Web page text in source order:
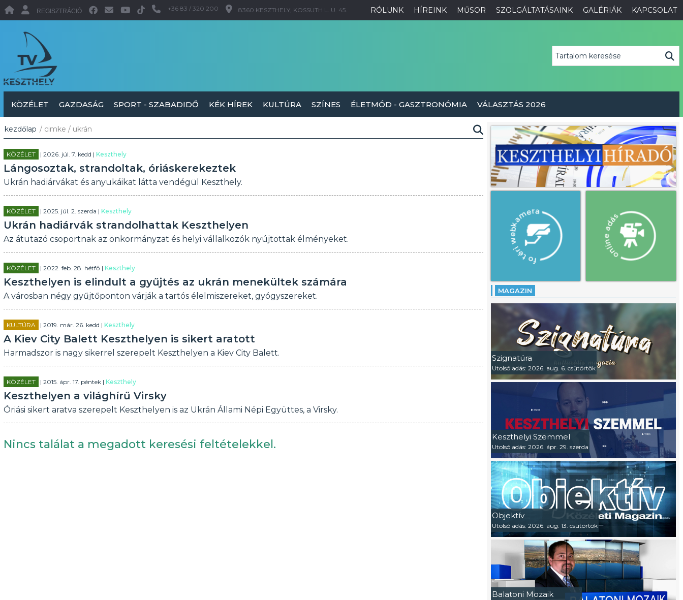
RÓLUNK HÍREINK MŰSOR SZOLGÁLTATÁSAINK GALÉRIÁK KAPCSOLAT
REGISZTRÁCIÓ +36 83 / 320 200 8360 KESZTHELY, KOSSUTH L. U. 45.
KÖZÉLET GAZDASÁG SPORT - SZABADIDŐ KÉK HÍREK KULTÚRA SZÍNES ÉLETMÓD - GASZTRONÓMIA VÁLASZTÁS 2026
kezdőlap / cimke / ukrán
KÖZÉLET | 2026. júl. 7. kedd | Keszthely
Lángosoztak, strandoltak, óriáskerekeztek
Ukrán hadiárvákat és anyukáikat látta vendégül Keszthely.
KÖZÉLET | 2025. júl. 2. szerda | Keszthely
Ukrán hadiárvák strandolhattak Keszthelyen
Az átutazó csoportnak az önkormányzat és helyi vállalkozók nyújtottak élményeket.
KÖZÉLET | 2022. feb. 28. hétfő | Keszthely
Keszthelyen is elindult a gyűjtés az ukrán menekültek számára
A városban négy gyűjtőponton várják a tartós élelmiszereket, gyógyszereket.
KULTÚRA | 2019. már. 26. kedd | Keszthely
A Kiev City Balett Keszthelyen is sikert aratott
Harmadszor is nagy sikerrel szerepelt Keszthelyen a Kiev City Balett.
KÖZÉLET | 2015. ápr. 17. péntek | Keszthely
Keszthelyen a világhírű Virsky
Óriási sikert aratva szerepelt Keszthelyen is az Ukrán Állami Népi Együttes, a Virsky.
Nincs találat a megadott keresési feltételekkel.
MAGAZIN
Szignatúra
Utolsó adás: 2026. aug. 6. csütörtök
Keszthelyi Szemmel
Utolsó adás: 2026. ápr. 29. szerda
Objektív
Utolsó adás: 2026. aug. 13. csütörtök
Balatoni Mozaik